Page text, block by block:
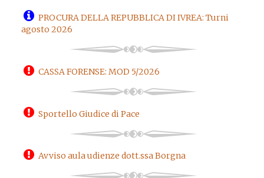
PROCURA DELLA REPUBBLICA DI IVREA: Turni
agosto 2026
CASSA FORENSE: MOD 5/2026
Sportello Giudice di Pace
Avviso aula udienze dott.ssa Borgna